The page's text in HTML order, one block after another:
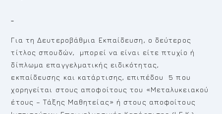
Για τη Δευτεροβάθμια Εκπαίδευση, ο δεύτερος
τίτλος σπουδών, μπορεί να είναι είτε πτυχίο ή
δίπλωμα επαγγελματικής ειδικότητας,
εκπαίδευσης και κατάρτισης, επιπέδου 5 που
χορηγείται στους αποφοίτους του «Μεταλυκειακού
έτους – Τάξης Μαθητείας» ή στους αποφοίτους